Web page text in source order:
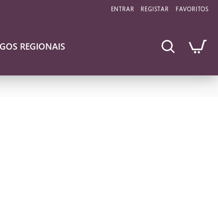
ENTRAR REGISTAR FAVORITOS
REGIONAIS